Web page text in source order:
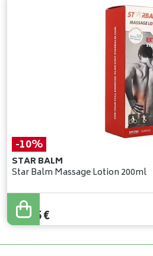
-10%
STAR BALM
Star Balm Massage Lotion 200ml
12,72
11,45€